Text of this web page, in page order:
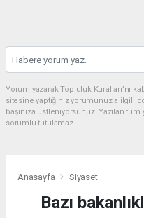
Yorum yazarak Topluluk Kuralları’nı
sitesine yaptığınız yorumunuzla ilgili
başınıza üstleniyorsunuz. Yazılan
sorumlu tutulamaz.
Anasayfa Siyaset
Bazı